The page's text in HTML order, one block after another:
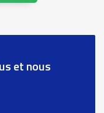
et nous